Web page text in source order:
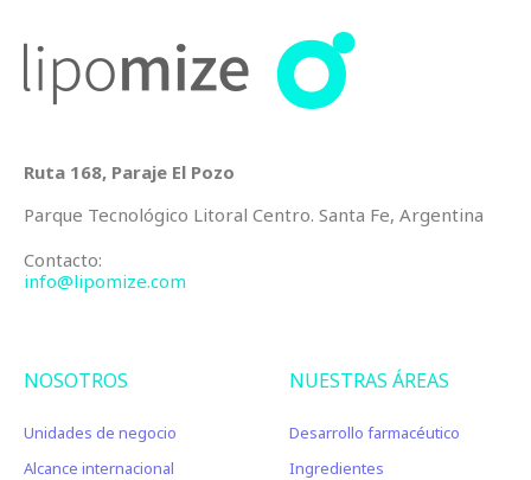
Ruta 168, Paraje El Pozo
Parque Tecnológico Litoral Centro. Santa Fe, Argentina
Contacto:
info@lipomize.com
NOSOTROS
Unidades de negocio
Alcance internacional
NUESTRAS ÁREAS
Desarrollo farmacéutico
Ingredientes